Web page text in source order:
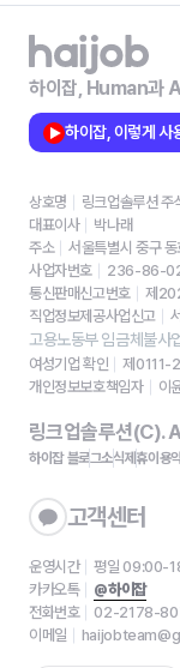
하이잡, Human과
하이잡, 이렇게 사
상호명
링크업솔루션 주
대표이사
박나래
주소
서울특별시 중구
사업자번호
236-86-
통신판매신고번호
제
직업정보제공사업신고
고용노동부 임금체불사
여성기업 확인
제0111-
개인정보보호책임자
이
링크업솔루션
하이잡 블로그소식제휴이용
고객센터
운영시간
평일 09:00-
카카오톡
@하이잡
전화번호
02-2178-
이메일